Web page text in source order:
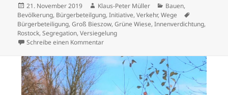
Veröffentlicht
am
21. November 2019 Autor
Klaus-Peter Müller Kategorien
Bauen,
Bevölkerung, Bürgerbeteilgung,Initiative,Verkehr,Wege
Bürgerbeteiligung,Groß Bieszow,Grüne Wiese,Innenverdichtung,
Rostock,Segregation,Versiegelung
Schreibe einen Kommentarzu Innenverdichtung – Thema auf